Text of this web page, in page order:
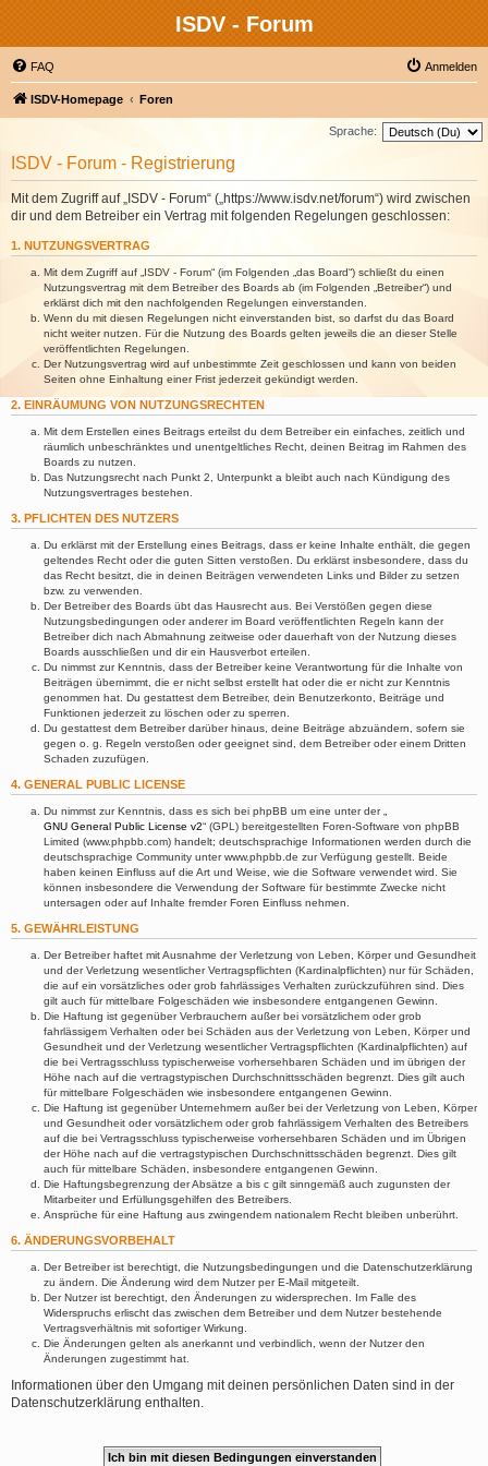
ISDV - Forum
FAQ Anmelden
ISDV-Homepage Foren
Sprache:
ISDV - Forum - Registrierung
Mit dem Zugriff auf „ISDV - Forum“ („https://www.isdv.net/forum“) wird zwischen
dir und dem Betreiber ein Vertrag mit folgenden Regelungen geschlossen:
1. NUTZUNGSVERTRAG
Mit dem Zugriff auf „ISDV - Forum“ (im Folgenden „das Board“) schließt du einen
Nutzungsvertrag mit dem Betreiber des Boards ab (im Folgenden „Betreiber“) und
erklärst dich mit den nachfolgenden Regelungen einverstanden.
Wenn du mit diesen Regelungen nicht einverstanden bist, so darfst du das Board
nicht weiter nutzen. Für die Nutzung des Boards gelten jeweils die an dieser Stelle
veröffentlichten Regelungen.
Der Nutzungsvertrag wird auf unbestimmte Zeit geschlossen und kann von beiden
Seiten ohne Einhaltung einer Frist jederzeit gekündigt werden.
2. EINRÄUMUNG VON NUTZUNGSRECHTEN
Mit dem Erstellen eines Beitrags erteilst du dem Betreiber ein einfaches, zeitlich und
räumlich unbeschränktes und unentgeltliches Recht, deinen Beitrag im Rahmen des
Boards zu nutzen.
Das Nutzungsrecht nach Punkt 2, Unterpunkt a bleibt auch nach Kündigung des
Nutzungsvertrages bestehen.
3. PFLICHTEN DES NUTZERS
Du erklärst mit der Erstellung eines Beitrags, dass er keine Inhalte enthält, die gegen
geltendes Recht oder die guten Sitten verstoßen. Du erklärst insbesondere, dass du
das Recht besitzt, die in deinen Beiträgen verwendeten Links und Bilder zu setzen
bzw. zu verwenden.
Der Betreiber des Boards übt das Hausrecht aus. Bei Verstößen gegen diese
Nutzungsbedingungen oder anderer im Board veröffentlichten Regeln kann der
Betreiber dich nach Abmahnung zeitweise oder dauerhaft von der Nutzung dieses
Boards ausschließen und dir ein Hausverbot erteilen.
Du nimmst zur Kenntnis, dass der Betreiber keine Verantwortung für die Inhalte von
Beiträgen übernimmt, die er nicht selbst erstellt hat oder die er nicht zur Kenntnis
genommen hat. Du gestattest dem Betreiber, dein Benutzerkonto, Beiträge und
Funktionen jederzeit zu löschen oder zu sperren.
Du gestattest dem Betreiber darüber hinaus, deine Beiträge abzuändern, sofern sie
gegen o. g. Regeln verstoßen oder geeignet sind, dem Betreiber oder einem Dritten
Schaden zuzufügen.
4. GENERAL PUBLIC LICENSE
Du nimmst zur Kenntnis, dass es sich bei phpBB um eine unter der „
GNU General Public License v2“ (GPL) bereitgestellten Foren-Software von phpBB
Limited (www.phpbb.com) handelt; deutschsprachige Informationen werden durch die
deutschsprachige Community unter www.phpbb.de zur Verfügung gestellt. Beide
haben keinen Einfluss auf die Art und Weise, wie die Software verwendet wird. Sie
können insbesondere die Verwendung der Software für bestimmte Zwecke nicht
untersagen oder auf Inhalte fremder Foren Einfluss nehmen.
5. GEWÄHRLEISTUNG
Der Betreiber haftet mit Ausnahme der Verletzung von Leben, Körper und Gesundheit
und der Verletzung wesentlicher Vertragspflichten (Kardinalpflichten) nur für Schäden,
die auf ein vorsätzliches oder grob fahrlässiges Verhalten zurückzuführen sind. Dies
gilt auch für mittelbare Folgeschäden wie insbesondere entgangenen Gewinn.
Die Haftung ist gegenüber Verbrauchern außer bei vorsätzlichem oder grob
fahrlässigem Verhalten oder bei Schäden aus der Verletzung von Leben, Körper und
Gesundheit und der Verletzung wesentlicher Vertragspflichten (Kardinalpflichten) auf
die bei Vertragsschluss typischerweise vorhersehbaren Schäden und im übrigen der
Höhe nach auf die vertragstypischen Durchschnittsschäden begrenzt. Dies gilt auch
für mittelbare Folgeschäden wie insbesondere entgangenen Gewinn.
Die Haftung ist gegenüber Unternehmern außer bei der Verletzung von Leben, Körper
und Gesundheit oder vorsätzlichem oder grob fahrlässigem Verhalten des Betreibers
auf die bei Vertragsschluss typischerweise vorhersehbaren Schäden und im Übrigen
der Höhe nach auf die vertragstypischen Durchschnittsschäden begrenzt. Dies gilt
auch für mittelbare Schäden, insbesondere entgangenen Gewinn.
Die Haftungsbegrenzung der Absätze a bis c gilt sinngemäß auch zugunsten der
Mitarbeiter und Erfüllungsgehilfen des Betreibers.
Ansprüche für eine Haftung aus zwingendem nationalem Recht bleiben unberührt.
6. ÄNDERUNGSVORBEHALT
Der Betreiber ist berechtigt, die Nutzungsbedingungen und die Datenschutzerklärung
zu ändern. Die Änderung wird dem Nutzer per E-Mail mitgeteilt.
Der Nutzer ist berechtigt, den Änderungen zu widersprechen. Im Falle des
Widerspruchs erlischt das zwischen dem Betreiber und dem Nutzer bestehende
Vertragsverhältnis mit sofortiger Wirkung.
Die Änderungen gelten als anerkannt und verbindlich, wenn der Nutzer den
Änderungen zugestimmt hat.
Informationen über den Umgang mit deinen persönlichen Daten sind in der
Datenschutzerklärung enthalten.